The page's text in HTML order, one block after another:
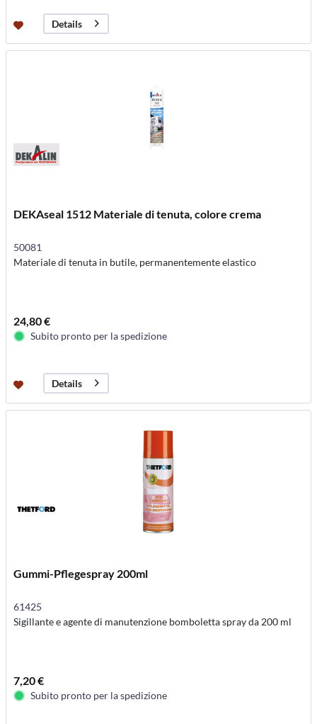
Details
DEKAseal 1512 Materiale di tenuta, colore crema
50081
Materiale di tenuta in butile, permanentemente elastico
24,80 €
Subito pronto per la spedizione
Details
Gummi-Pflegespray 200ml
61425
Sigillante e agente di manutenzione bomboletta spray da 200 ml
7,20 €
Subito pronto per la spedizione